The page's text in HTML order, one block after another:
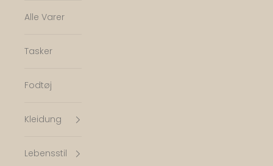
Alle Varer
Tasker
Fodtøj
Kleidung
Lebensstil